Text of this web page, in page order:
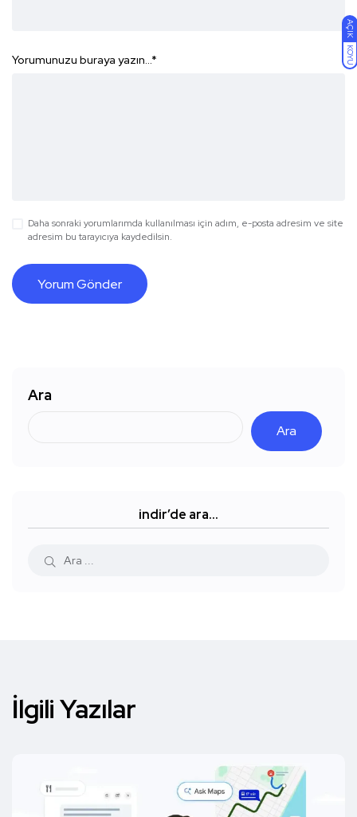
AÇIK
KOYU
Yorumunuzu buraya yazın...*
Daha sonraki yorumlarımda kullanılması için adım, e-posta adresim ve site
adresim bu tarayıcıya kaydedilsin.
Ara
Ara
indir’de ara…
İlgili Yazılar